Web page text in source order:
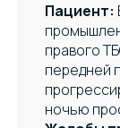
Пациент:
правого
передней
ночью